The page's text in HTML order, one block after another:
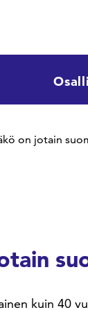
sulje
on jotain
kuin 40